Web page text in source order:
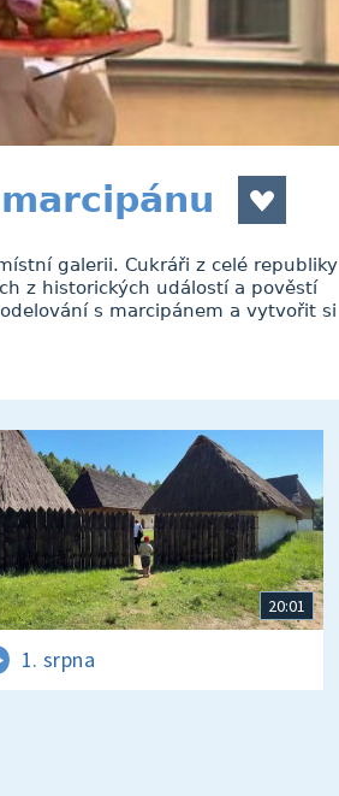
galerii. Cukráři z celé republiky
z historických událostí a pověstí
s marcipánem a vytvořit si
20:01
1. srpna